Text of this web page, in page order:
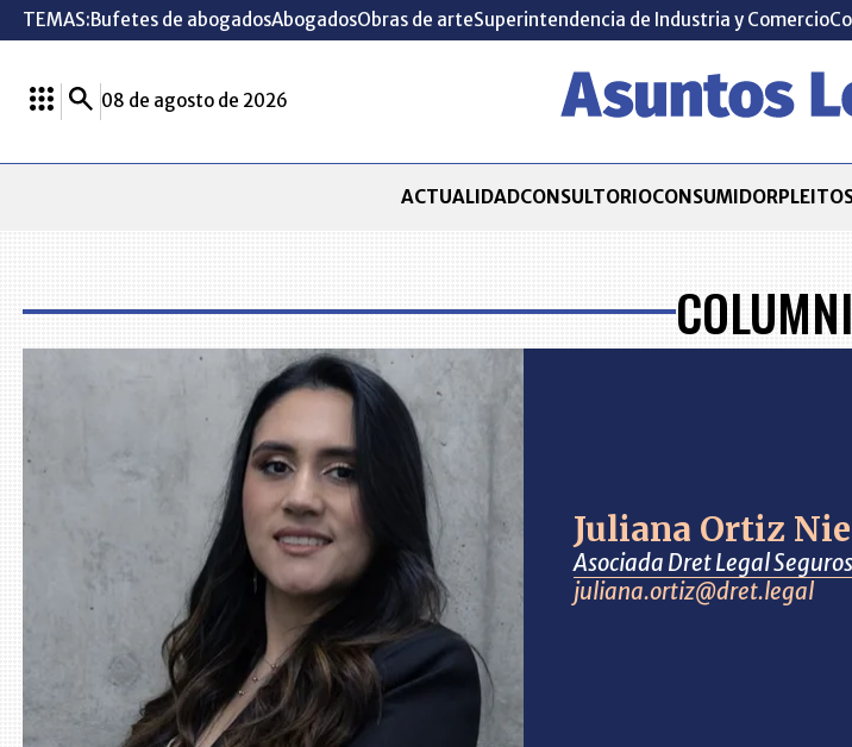
TEMAS:Bufetes de abogadosAbogadosObras de arteSuperintendencia de Industria y Comercio
08 de agosto de 2026
ACTUALIDADCONSULTORIOCONSUMIDOR
Juliana Ortiz
Asociada Dret Legal
juliana.ortiz@dret.legal